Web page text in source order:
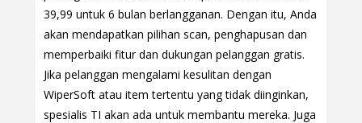
39,99 untuk 6 bulan berlangganan. Dengan itu, Anda
akan mendapatkan pilihan scan, penghapusan dan
memperbaiki fitur dan dukungan pelanggan gratis.
Jika pelanggan mengalami kesulitan dengan
WiperSoft atau item tertentu yang tidak diinginkan,
spesialis TI akan ada untuk membantu mereka. Juga